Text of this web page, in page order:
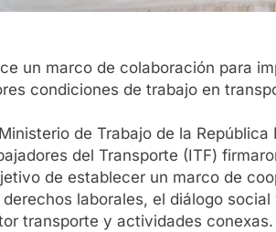
un marco de colaboración para
condiciones de trabajo en
de Trabajo de la
del Transporte (ITF)
de establecer un marco de
laborales, el diálogo
transporte y actividades conexas.